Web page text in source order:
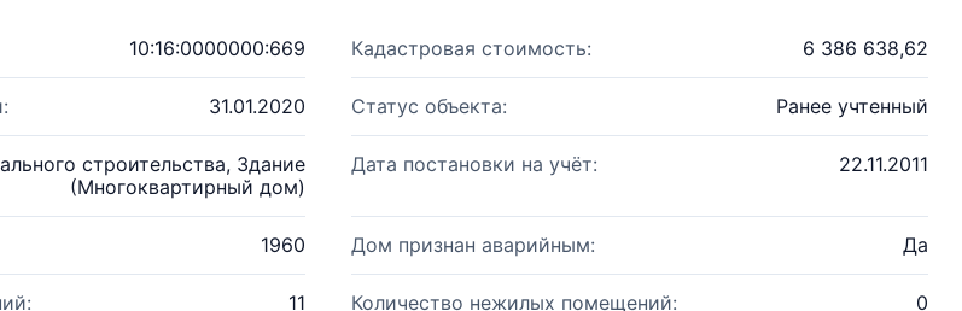
10:16:0000000:669 Кадастровая стоимость: 6 386 638,62
31.01.2020 Статус объекта: Ранее учтенный
строительства, Здание
(Многоквартирный дом)
Дата постановки на учёт: 22.11.2011
1960 Дом признан аварийным: Да
11 Количество нежилых помещений: 0